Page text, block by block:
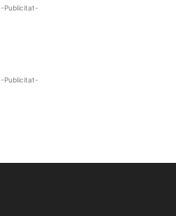
-Publicitat-
-Publicitat-